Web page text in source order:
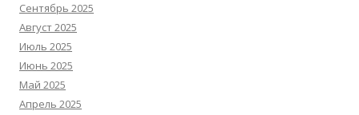
Сентябрь 2025
Август 2025
Июль 2025
Июнь 2025
Май 2025
Апрель 2025